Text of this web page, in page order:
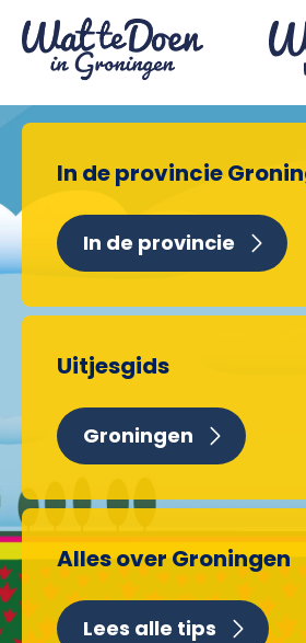
In de provincie
In de provincie
Uitjesgids
Groningen
Alles over Groningen
Lees alle tips